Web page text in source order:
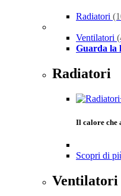
Radiatori
Ventilatori
Guarda la
Radiatori
Il calore che
Scopri di
Ventilatori